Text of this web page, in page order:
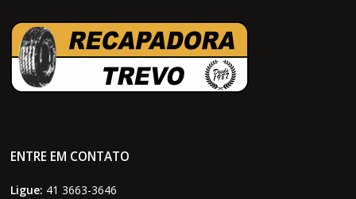
ENTRE EM CONTATO
Ligue: 41 3663-3646